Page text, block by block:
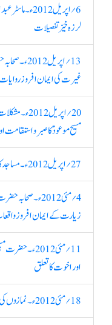
6؍ اپریل
لرزہ خیز تفصیلات
13؍ اپریل
غیرت کی ایمان افروز روایات
20؍ اپریل
مسیح موعودؑ کا صبرو
27؍ اپریل 2012ء۔ مساجد کا حسن نمازیوں سے ہے
4؍ مئی 2012ء۔
زیارت کے ایمان افروز
11؍ مئی
اور اخوت کا تعلق
18؍ مئی 2012ء۔ نمازوں کی ادائیگی اور تقویٰ